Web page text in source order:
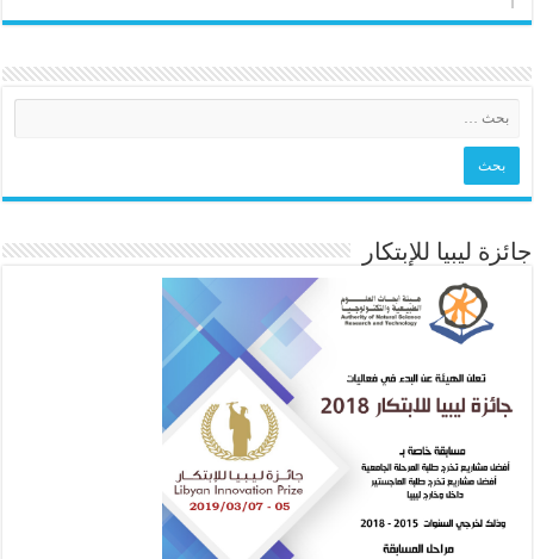
جائزة ليبيا للإبتكار